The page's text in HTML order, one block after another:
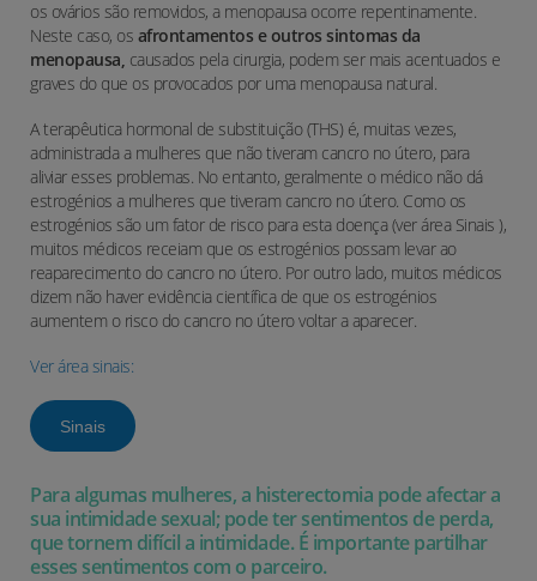
os ovários são removidos, a menopausa ocorre repentinamente.
Neste caso, os afrontamentos e outros sintomas da
menopausa, causados pela cirurgia, podem ser mais acentuados e
graves do que os provocados por uma menopausa natural.
A terapêutica hormonal de substituição (THS) é, muitas vezes,
administrada a mulheres que não tiveram cancro no útero, para
aliviar esses problemas. No entanto, geralmente o médico não dá
estrogénios a mulheres que tiveram cancro no útero. Como os
estrogénios são um fator de risco para esta doença (ver área Sinais ),
muitos médicos receiam que os estrogénios possam levar ao
reaparecimento do cancro no útero. Por outro lado, muitos médicos
dizem não haver evidência científica de que os estrogénios
aumentem o risco do cancro no útero voltar a aparecer.
Ver área sinais:
Sinais
Para algumas mulheres, a histerectomia pode afectar a
sua intimidade sexual; pode ter sentimentos de perda,
que tornem difícil a intimidade. É importante partilhar
esses sentimentos com o parceiro.